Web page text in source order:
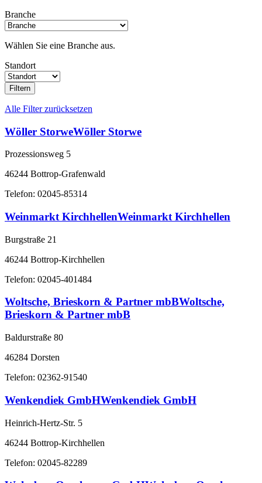
Branche
Wählen Sie eine Branche aus.
Standort
Filtern
Alle Filter zurücksetzen
Wöller StorweWöller Storwe
Prozessionsweg 5
46244 Bottrop-Grafenwald
Telefon: 02045-85314
Weinmarkt KirchhellenWeinmarkt Kirchhellen
Burgstraße 21
46244 Bottrop-Kirchhellen
Telefon: 02045-401484
Woltsche, Brieskorn & Partner mbBWoltsche,
Brieskorn & Partner mbB
Baldurstraße 80
46284 Dorsten
Telefon: 02362-91540
Wenkendiek GmbHWenkendiek GmbH
Heinrich-Hertz-Str. 5
46244 Bottrop-Kirchhellen
Telefon: 02045-82289